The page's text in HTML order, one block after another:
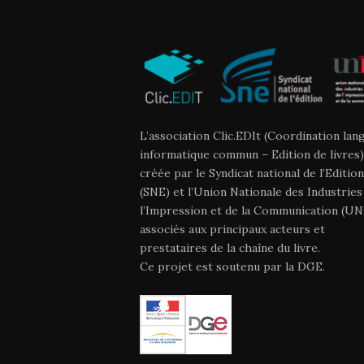
L’association Clic.EDIt (Coordination
informatique commun – Edition de
créée par le Syndicat national de l’Edition
(SNE) et l’Union Nationale des
l’Impression et de la Communication
associés aux principaux acteurs et
prestataires de la chaîne du livre.
Ce projet est soutenu par la DGE.